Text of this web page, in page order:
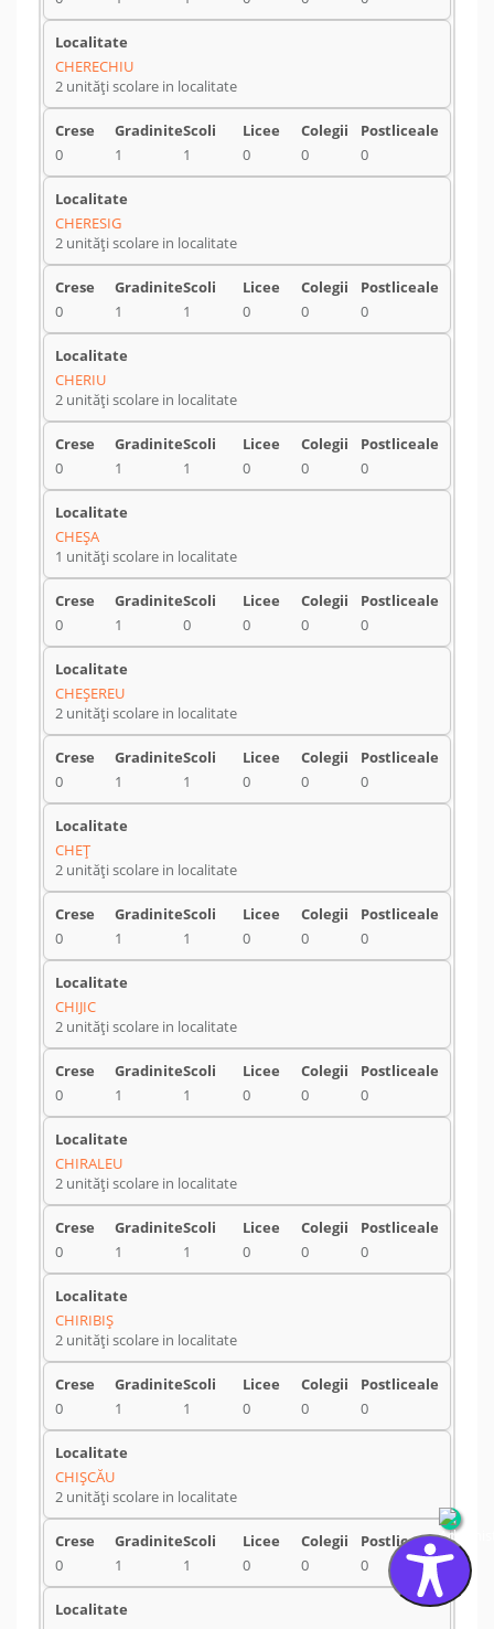
CHERECHIU
2 unități scolare in localitate
0 1 1 0 0 0
CHERESIG
2 unități scolare in localitate
0 1 1 0 0 0
CHERIU
2 unități scolare in localitate
0 1 1 0 0 0
CHEŞA
1 unități scolare in localitate
0 1 0 0 0 0
CHEŞEREU
2 unități scolare in localitate
0 1 1 0 0 0
CHEŢ
2 unități scolare in localitate
0 1 1 0 0 0
CHIJIC
2 unități scolare in localitate
0 1 1 0 0 0
CHIRALEU
2 unități scolare in localitate
0 1 1 0 0 0
CHIRIBIŞ
2 unități scolare in localitate
0 1 1 0 0 0
CHIŞCĂU
2 unități scolare in localitate
0 1 1 0 0 0